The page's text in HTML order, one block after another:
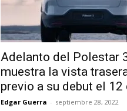
Adelanto del Polestar
muestra la vista
previo a su debut el 12
Edgar Guerra - septiembre 28, 2022